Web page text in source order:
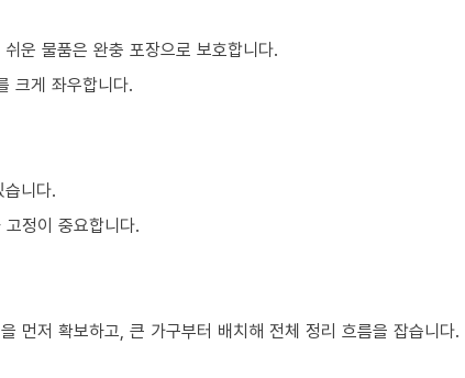
운 물품은 완충 포장으로 보호합니다.
크게 좌우합니다.
니다.
정이 중요합니다.
먼저 확보하고, 큰 가구부터 배치해 전체 정리 흐름을 잡습니다.